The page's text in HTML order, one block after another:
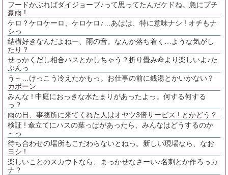
フードかぶればダイジョーブ♪って思ってたんだケドね。急にプチ
豪雨 !
ケロ？ケロケーロ、ケロケロ♪…あはは、特に意味ナシ ! オチもナ
シっ
結構好きなんだよねー、雨の音。なんか落ち着く…ような気がし
たり？
せっかくだし相合ハスとかしちゃう？折り畳み傘より楽しいよ♪た
ぶんっ
う～…けっこう冷えたかもっ。お仕事の前に銭湯とかいかない？
カポーン
みんな ! 中庭におっきな水たまりがあったよっ。何する何する
っ？
雨の日、事務所に来てくれた人はオヤツ3倍サービス ! とかどう？
検証 ! 傘立てにハスの葉っぱがあったら、みんなはどうするのか
～っ
待ち合わせの場所もこだわらないとねっ。新しい現場なら、なお
ヨシ !
楽しいことのスカウトなら、まっかせなさーい♪名刺とか作ろっカ
ナ？